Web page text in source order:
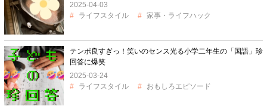
2025-04-03
ライフスタイル
家事・ライフハック
テンポ良すぎっ！笑いのセンス光る小学二年生の「国語」珍
回答に爆笑
2025-03-24
ライフスタイル
おもしろエピソード